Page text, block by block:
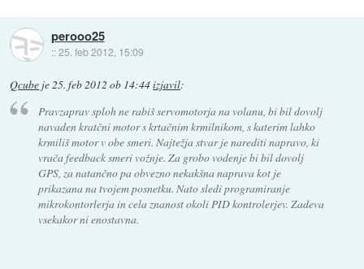
perooo25
::25. feb 2012, 15:09
Qcube je25. feb 2012 ob 14:44izjavil:
Pravzaprav sploh ne rabiš servomotorja na volanu, bi bil dovolj
navaden kratčni motor s krtačnim krmilnikom, s katerim lahko
krmiliš motor v obe smeri. Najtežja stvar je narediti napravo, ki
vrača feedback smeri vožnje. Za grobo vodenje bi bil dovolj
GPS, za natančno pa obvezno nekakšna naprava kot je
prikazana na tvojem posnetku. Nato sledi programiranje
mikrokontorlerja in cela znanost okoli PID kontrolerjev. Zadeva
vsekakor ni enostavna.